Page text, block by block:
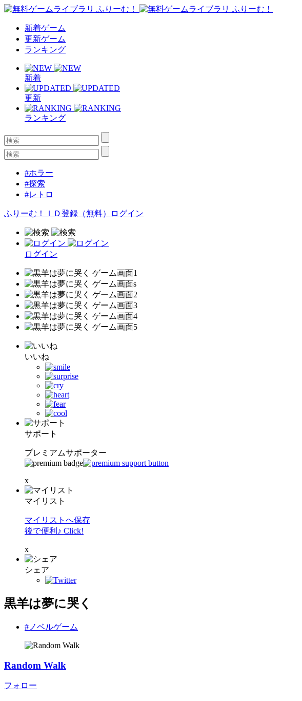
新着ゲーム
更新ゲーム
ランキング
新着
更新
ランキング
#ホラー
#探索
#レトロ
ふりーむ！ＩＤ登録（無料） ログイン
ログイン
いいね
サポート
プレミアムサポーター
x
マイリスト
マイリストへ保存
後で便利♪ Click!
x
シェア
黒羊は夢に哭く
#ノベルゲーム
Random Walk
フォロー